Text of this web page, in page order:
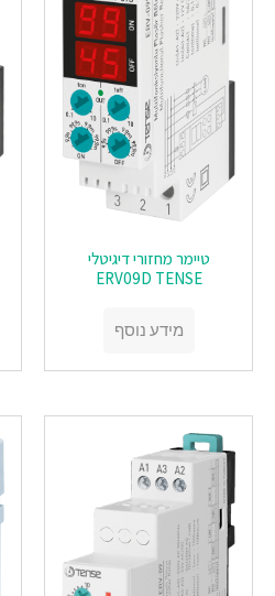
טיימר מחזורי דיגיטלי
ERV09D TENSE
מידע נוסף